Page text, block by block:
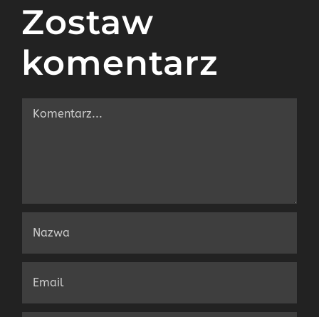
Zostaw
komentarz
Comment